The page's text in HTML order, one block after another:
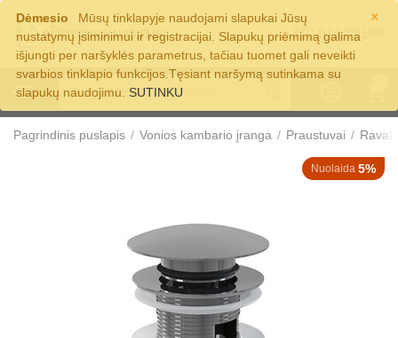
×
Dėmesio
Mūsų tinklapyje naudojami slapukai Jūsų
nustatymų įsiminimui ir registracijai. Slapukų priėmimą galima
išjungti per naršyklės parametrus, tačiau tuomet gali neveikti
svarbios tinklapio funkcijos.Tęsiant naršymą sutinkama su
slapukų naudojimu. SUTINKU
+370 611 88188
Pagrindinis puslapis / Vonios kambario įranga / Praustuvai /
Nuolaida 5%